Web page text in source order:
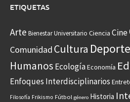
ETIQUETAS
Arte Bienestar Universitario Ciencia Cine
Comunidad Cultura Deporte
Humanos EcologíaEconomía
Enfoques Interdisciplinarios
Filosofía Frikismo Fútbol género Historia